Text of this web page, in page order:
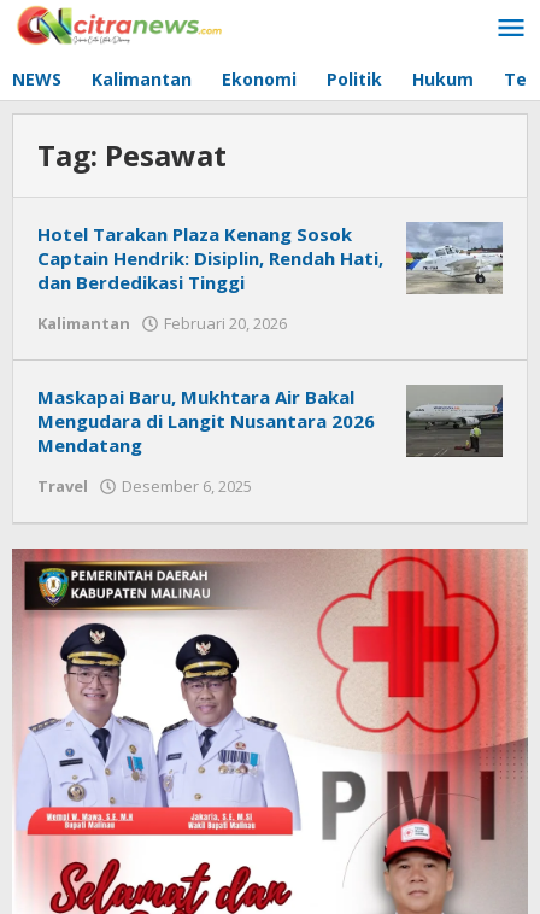
Lewati
ke
NEWS Kalimantan Ekonomi Politik Hukum
Tag: Pesawat
Hotel Tarakan Plaza Kenang Sosok
Captain Hendrik: Disiplin, Rendah Hati,
dan Berdedikasi Tinggi
Kalimantan Februari 20, 2026
Maskapai Baru, Mukhtara Air Bakal
Mengudara di Langit Nusantara 2026
Mendatang
Travel Desember 6, 2025